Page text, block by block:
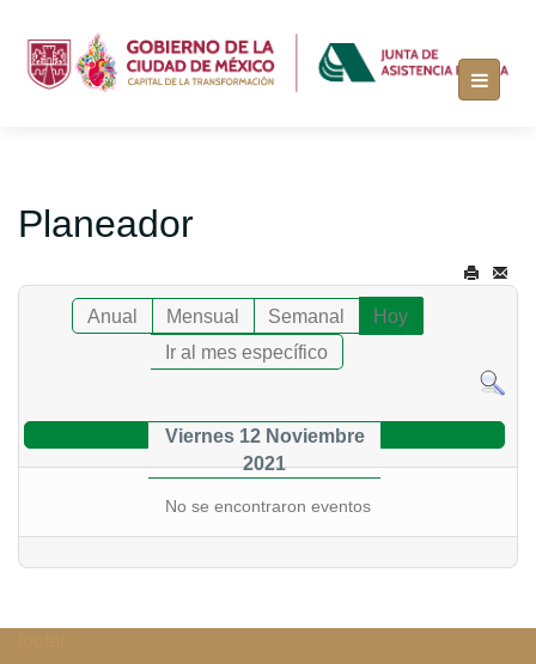
Planeador
Anual Mensual Semanal
Hoy
Ir al mes específico
Viernes 12 Noviembre
2021
No se encontraron eventos